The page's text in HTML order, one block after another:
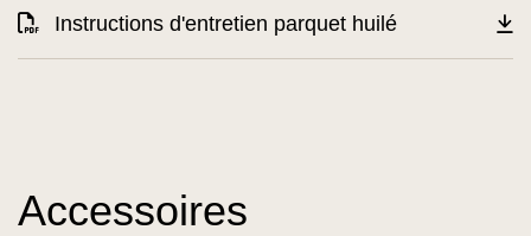
Instructions d'entretien parquet huilé
Accessoires